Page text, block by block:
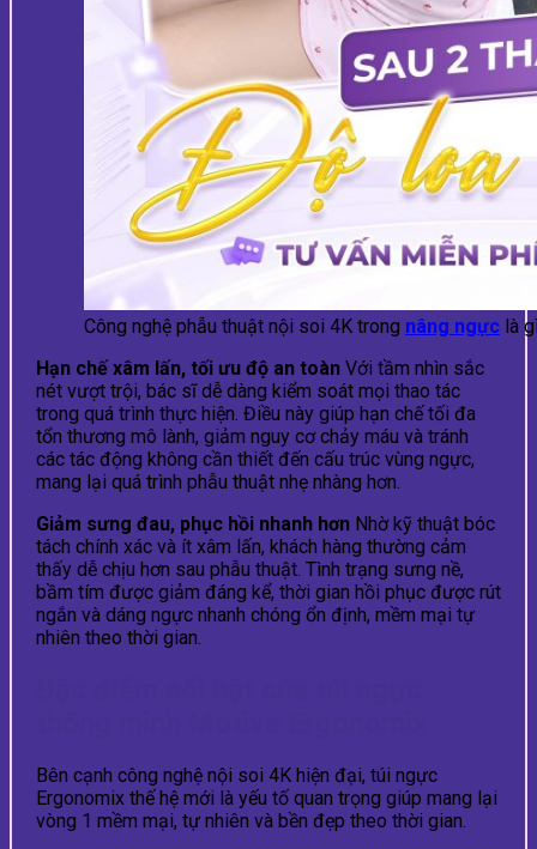
Công nghệ phẫu thuật nội soi 4K trong nâng ngực là
Hạn chế xâm lấn, tối ưu độ an toàn Với tầm nhìn sắc
nét vượt trội, bác sĩ dễ dàng kiểm soát mọi thao tác
trong quá trình thực hiện. Điều này giúp hạn chế tối đa
tổn thương mô lành, giảm nguy cơ chảy máu và tránh
các tác động không cần thiết đến cấu trúc vùng ngực,
mang lại quá trình phẫu thuật nhẹ nhàng hơn.
Giảm sưng đau, phục hồi nhanh hơn Nhờ kỹ thuật bóc
tách chính xác và ít xâm lấn, khách hàng thường cảm
thấy dễ chịu hơn sau phẫu thuật. Tình trạng sưng nề,
bầm tím được giảm đáng kể, thời gian hồi phục được rút
ngắn và dáng ngực nhanh chóng ổn định, mềm mại tự
nhiên theo thời gian.
Bên cạnh công nghệ nội soi 4K hiện đại, túi ngực
Ergonomix thế hệ mới là yếu tố quan trọng giúp mang lại
vòng 1 mềm mại, tự nhiên và bền đẹp theo thời gian.